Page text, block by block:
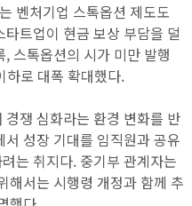
벤처기업 스톡옵션 제도도
트업이 현금 보상 부담을 덜
스톡옵션의 시가 미만 발행
하로 대폭 확대했다.
쟁 심화라는 환경 변화를 반
성장 기대를 임직원과 공유
는 취지다. 중기부 관계자는
해서는 시행령 개정과 함께 추